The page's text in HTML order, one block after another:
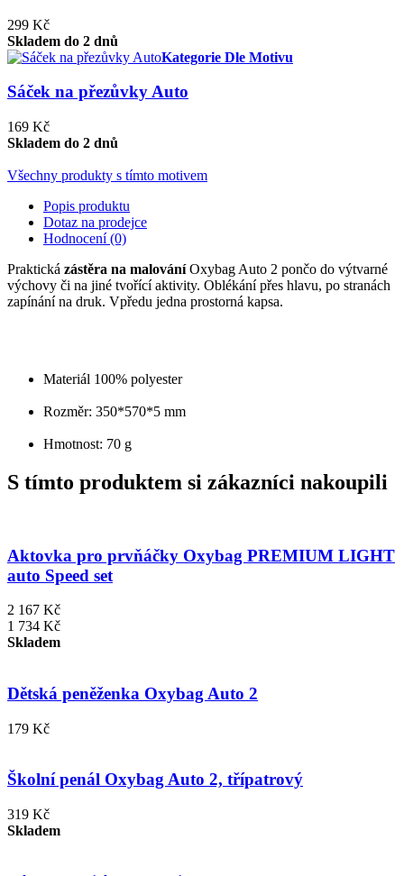
299 Kč
Skladem do 2 dnů
Kategorie Dle Motivu
Sáček na přezůvky Auto
169 Kč
Skladem do 2 dnů
Všechny produkty s tímto motivem
Popis produktu
Dotaz na prodejce
Hodnocení (0)
Praktická zástěra na malováníOxybag Auto 2 pončo do výtvarné
výchovy či na jiné tvořící aktivity. Oblékání přes hlavu, po stranách
zapínání na druk. Vpředu jedna prostorná kapsa.
Materiál 100% polyester
Rozměr: 350*570*5 mm
Hmotnost: 70 g
S tímto produktem si zákazníci nakoupili
Aktovka pro prvňáčky Oxybag PREMIUM LIGHT
auto Speed set
2 167 Kč
1 734 Kč
Skladem
Dětská peněženka Oxybag Auto 2
179 Kč
Školní penál Oxybag Auto 2, třípatrový
319 Kč
Skladem